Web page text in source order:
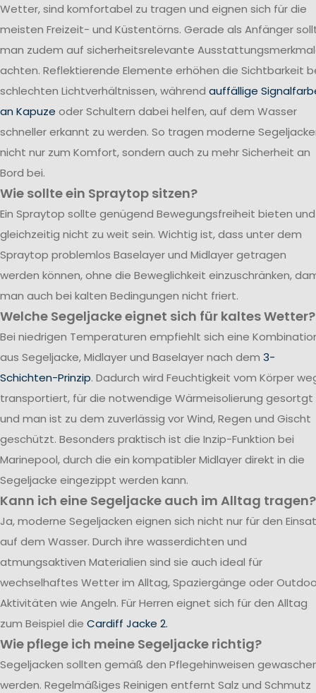
Wetter, sind komfortabel zu tragen und eignen sich für die
meisten Freizeit- und Küstentörns. Gerade als Anfänger
man zudem auf sicherheitsrelevante
achten. Reflektierende Elemente erhöhen die Sichtbarkeit
schlechten Lichtverhältnissen, während auffällige
an Kapuze oder Schultern dabei helfen, auf dem Wasser
schneller erkannt zu werden. So tragen moderne
nicht nur zum Komfort, sondern auch zu mehr Sicherheit an
Bord bei.
Wie sollte ein Spraytop sitzen?
Ein Spraytop sollte genügend Bewegungsfreiheit bieten und
gleichzeitig nicht zu weit sein. Wichtig ist, dass unter dem
Spraytop problemlos Baselayer und Midlayer getragen
werden können, ohne die Beweglichkeit einzuschränken,
man auch bei kalten Bedingungen nicht friert.
Welche Segeljacke eignet sich für kaltes Wetter?
Bei niedrigen Temperaturen empfiehlt sich eine
aus Segeljacke, Midlayer und Baselayer nach dem 3-
Schichten-Prinzip. Dadurch wird Feuchtigkeit vom Körper
transportiert, für die notwendige Wärmeisolierung gesortgt
und man ist zu dem zuverlässig vor Wind, Regen und Gischt
geschützt. Besonders praktisch ist die Inzip-Funktion bei
Marinepool, durch die ein kompatibler Midlayer direkt in die
Segeljacke eingezippt werden kann.
Kann ich eine Segeljacke auch im Alltag tragen?
Ja, moderne Segeljacken eignen sich nicht nur für den
auf dem Wasser. Durch ihre wasserdichten und
atmungsaktiven Materialien sind sie auch ideal für
wechselhaftes Wetter im Alltag, Spaziergänge oder
Aktivitäten wie Angeln. Für Herren eignet sich für den Alltag
zum Beispiel die Cardiff Jacke 2.
Wie pflege ich meine Segeljacke richtig?
Segeljacken sollten gemäß den Pflegehinweisen
werden. Regelmäßiges Reinigen entfernt Salz und Schmutz